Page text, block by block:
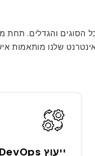
הסוגים והגדלים. תחת
שלנו מותאמות
ייעוץ DevOps